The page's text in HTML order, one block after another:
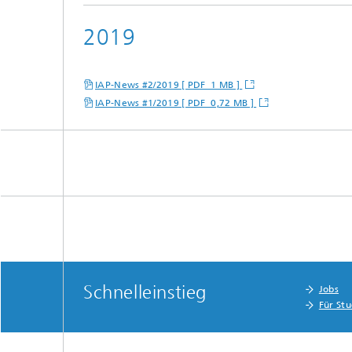
2019
IAP-News #2/2019 [ PDF 1 MB ]
IAP-News #1/2019 [ PDF 0,72 MB ]
Schnelleinstieg Jobs
Für